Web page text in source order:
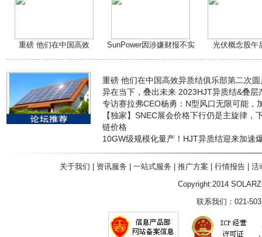
重磅 他们在中国高效 SunPower因涉嫌财报不实 光伏概念股午
重磅 他们在中国高效异质结俱乐部第二次
异在当下，叠出未来 2023HJT异质结&叠层
专访赛拉弗CEO杨勇：N型风口无限可能，
【独家】SNEC展会价格下行仍是主旋律，
链价格
10GW级规模化量产！HJT异质结迎来加速
关于我们 资讯服务 一站式服务 推广方案 行情报告| 活
Copyright:2014
联系我们：021-